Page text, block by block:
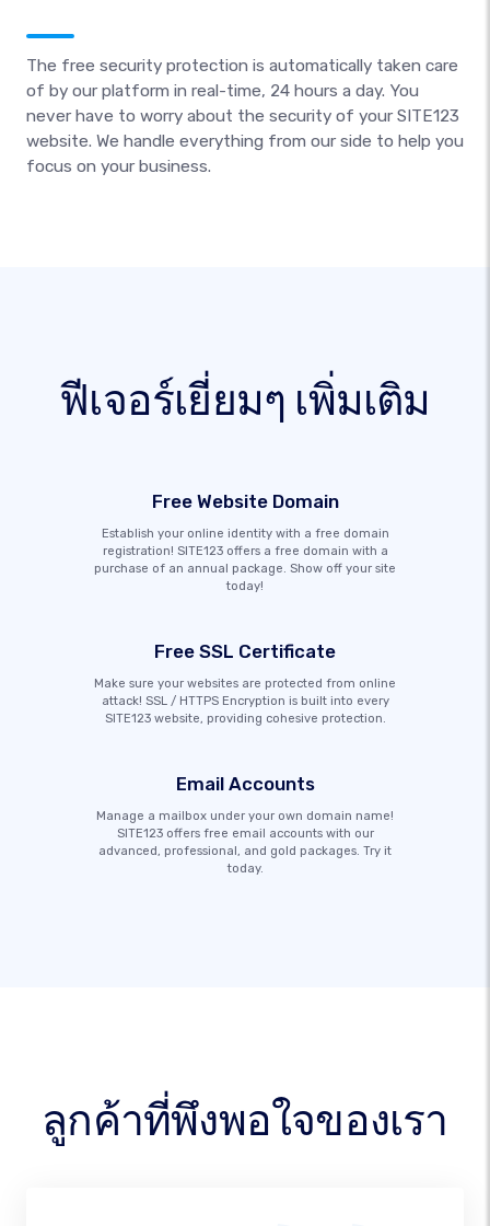
The free security protection is automatically taken care
of by our platform in real-time, 24 hours a day. You
never have to worry about the security of your SITE123
website. We handle everything from our side to help you
focus on your business.
ฟีเจอร์เยี่ยมๆ เพิ่มเติม
Free Website Domain
Establish your online identity with a free domain
registration! SITE123 offers a free domain with a
purchase of an annual package. Show off your site
today!
Free SSL Certificate
Make sure your websites are protected from online
attack! SSL / HTTPS Encryption is built into every
SITE123 website, providing cohesive protection.
Email Accounts
Manage a mailbox under your own domain name!
SITE123 offers free email accounts with our
advanced, professional, and gold packages. Try it
today.
ลูกค้าที่พึงพอใจของเรา